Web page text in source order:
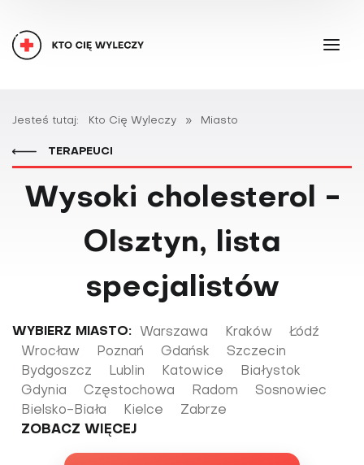
Jesteś tutaj: Kto Cię Wyleczy » Miasto
TERAPEUCI
Wysoki cholesterol -
Olsztyn, lista
specjalistów
WYBIERZ MIASTO: Warszawa Kraków
Łódź
Wrocław
Poznań Gdańsk
Szczecin
Bydgoszcz
Lublin Katowice
Białystok
Gdynia
Częstochowa Radom
Sosnowiec
Bielsko-Biała
Kielce
Zabrze
ZOBACZ WIĘCEJ